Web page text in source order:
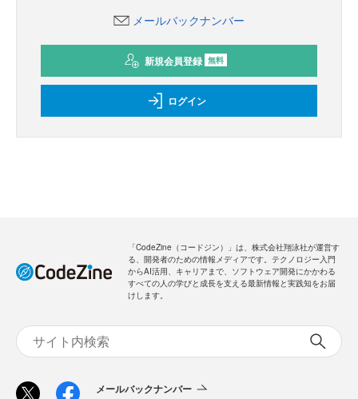
メールバックナンバー
新規会員登録 無料
ログイン
「CodeZine（コードジン）」は、株式会社翔泳社が運営す
る、開発者のための情報メディアです。テクノロジー入門
からAI活用、キャリアまで、ソフトウェア開発にかかわる
すべての人の学びと成長を支える最新情報と実践知をお届
けします。
メールバックナンバー